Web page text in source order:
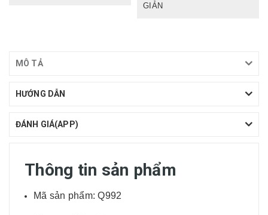
GIẢN
MÔ TẢ
HƯỚNG DẪN
ĐÁNH GIÁ(APP)
Thông tin sản phẩm
Mã sản phẩm: Q992